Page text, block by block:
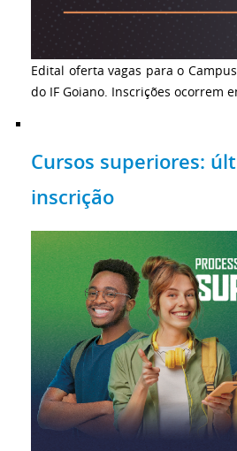
Edital oferta vagas para o
do IF Goiano. Inscrições ocorrem
Cursos superiores:
inscrição